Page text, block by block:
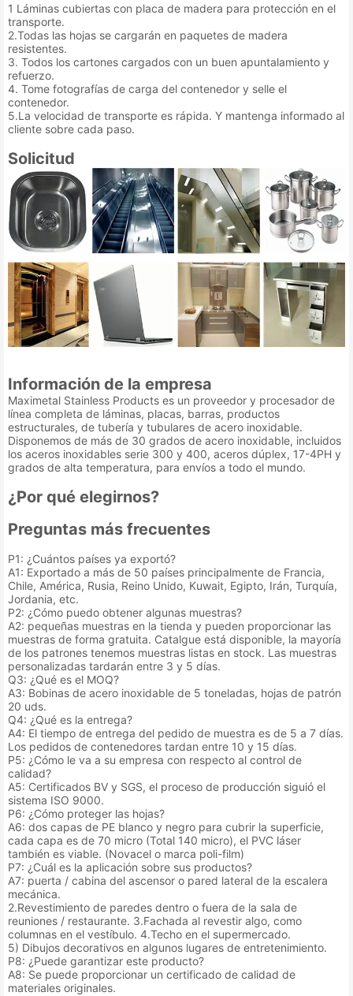
1 Láminas cubiertas con placa de madera para protección en el
transporte.
2.Todas las hojas se cargarán en paquetes de madera
resistentes.
3. Todos los cartones cargados con un buen apuntalamiento y
refuerzo.
4. Tome fotografías de carga del contenedor y selle el
contenedor.
5.La velocidad de transporte es rápida. Y mantenga informado al
cliente sobre cada paso.
Solicitud
Información de la empresa
Maximetal Stainless Products es un proveedor y procesador de
línea completa de láminas, placas, barras, productos
estructurales, de tubería y tubulares de acero inoxidable.
Disponemos de más de 30 grados de acero inoxidable, incluidos
los aceros inoxidables serie 300 y 400, aceros dúplex, 17-4PH y
grados de alta temperatura, para envíos a todo el mundo.
¿Por qué elegirnos?
Preguntas más frecuentes
P1: ¿Cuántos países ya exportó?
A1: Exportado a más de 50 países principalmente de Francia,
Chile, América, Rusia, Reino Unido, Kuwait, Egipto, Irán, Turquía,
Jordania, etc.
P2: ¿Cómo puedo obtener algunas muestras?
A2: pequeñas muestras en la tienda y pueden proporcionar las
muestras de forma gratuita. Catalgue está disponible, la mayoría
de los patrones tenemos muestras listas en stock. Las muestras
personalizadas tardarán entre 3 y 5 días.
Q3: ¿Qué es el MOQ?
A3: Bobinas de acero inoxidable de 5 toneladas, hojas de patrón
20 uds.
Q4: ¿Qué es la entrega?
A4: El tiempo de entrega del pedido de muestra es de 5 a 7 días.
Los pedidos de contenedores tardan entre 10 y 15 días.
P5: ¿Cómo le va a su empresa con respecto al control de
calidad?
A5: Certificados BV y SGS, el proceso de producción siguió el
sistema ISO 9000.
P6: ¿Cómo proteger las hojas?
A6: dos capas de PE blanco y negro para cubrir la superficie,
cada capa es de 70 micro (Total 140 micro), el PVC láser
también es viable. (Novacel o marca poli-film)
P7: ¿Cuál es la aplicación sobre sus productos?
A7: puerta / cabina del ascensor o pared lateral de la escalera
mecánica.
2.Revestimiento de paredes dentro o fuera de la sala de
reuniones / restaurante. 3.Fachada al revestir algo, como
columnas en el vestíbulo. 4.Techo en el supermercado.
5) Dibujos decorativos en algunos lugares de entretenimiento.
P8: ¿Puede garantizar este producto?
A8: Se puede proporcionar un certificado de calidad de
materiales originales.